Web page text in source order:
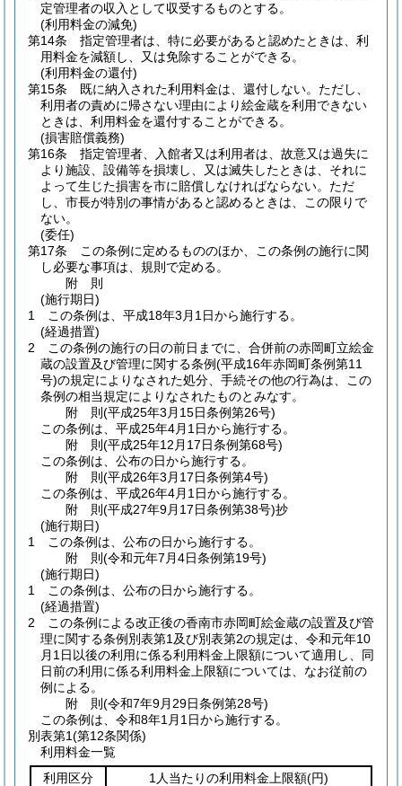
定管理者の収入として収受するものとする。
(利用料金の減免)
第14条
指定管理者は、特に必要があると認めたときは、利
用料金を減額し、又は免除することができる。
(利用料金の還付)
第15条
既に納入された利用料金は、還付しない。 ただし、
利用者の責めに帰さない理由により絵金蔵を利用できない
ときは、利用料金を還付することができる。
(損害賠償義務)
第16条
指定管理者、入館者又は利用者は、故意又は過失に
より施設、設備等を損壊し、又は滅失したときは、それに
よって生じた損害を市に賠償しなければならない。 ただ
し、市長が特別の事情があると認めるときは、この限りで
ない。
(委任)
第17条
この条例に定めるもののほか、この条例の施行に関
し必要な事項は、規則で定める。
附 則
(施行期日)
1
この条例は、平成18年3月1日から施行する。
(経過措置)
2
この条例の施行の日の前日までに、合併前の赤岡町立絵金
蔵の設置及び管理に関する条例(平成16年赤岡町条例第11
号)の規定によりなされた処分、手続その他の行為は、この
条例の相当規定によりなされたものとみなす。
附 則(平成25年3月15日条例第26号)
この条例は、平成25年4月1日から施行する。
附 則(平成25年12月17日条例第68号)
この条例は、公布の日から施行する。
附 則(平成26年3月17日条例第4号)
この条例は、平成26年4月1日から施行する。
附 則(平成27年9月17日条例第38号)抄
(施行期日)
1
この条例は、公布の日から施行する。
附 則(令和元年7月4日条例第19号)
(施行期日)
1
この条例は、公布の日から施行する。
(経過措置)
2
この条例による改正後の香南市赤岡町絵金蔵の設置及び管
理に関する条例別表第1及び別表第2の規定は、令和元年10
月1日以後の利用に係る利用料金上限額について適用し、同
日前の利用に係る利用料金上限額については、なお従前の
例による。
附 則(令和7年9月29日条例第28号)
この条例は、令和8年1月1日から施行する。
別表第1(第12条関係)
利用料金一覧
利用区分
1人当たりの利用料金上限額(円)